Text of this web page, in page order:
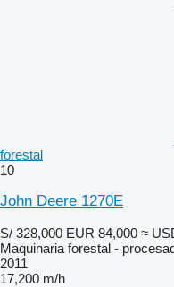
forestal
10
John Deere 1270E
S/ 328,000 EUR 84,000 ≈
Maquinaria forestal -
2011
17,200 m/h